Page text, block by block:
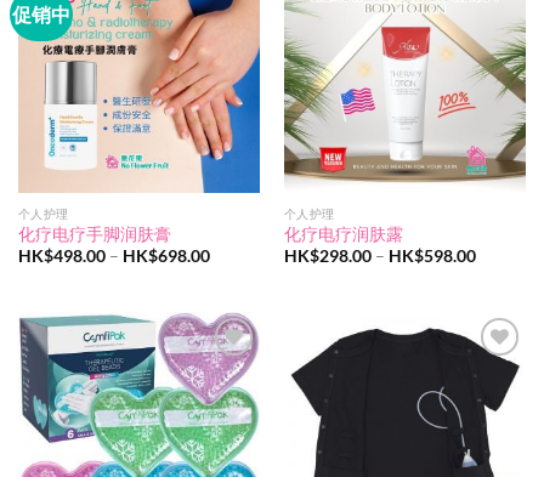
促销中
Add to
wishlist
个人护理
化疗电疗手脚润肤膏
HK$498.00 – HK$698.00价
HK$498.00
至
HK$698.00
wishlist
个人护理
化疗电疗润肤露
HK$298.00 – HK$598.00价
至
Add to
wishlist
wishlist